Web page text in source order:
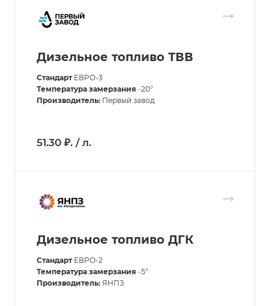
Дизельное топливо ТВВ
СтандартЕВРО-3
Температура замерзания -20°
Производитель: Первый завод
51.30 ₽. / л.
Дизельное топливо ДГК
СтандартЕВРО-2
Температура замерзания -5°
Производитель: ЯНПЗ